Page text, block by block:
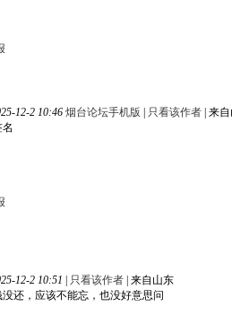
12-2 10:46 烟台论坛手机版 只看该作者 来
12-2 10:51
只看该作者 来自山东
还，应该不能忘，也没好意思问